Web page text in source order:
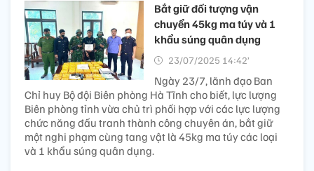
Bắt giữ đối tượng vận
chuyển 45kg ma túy và 1
khẩu súng quân dụng
23/07/2025 14:42’
Ngày 23/7, lãnh đạo Ban
Chỉ huy Bộ đội Biên phòng Hà Tĩnh cho biết, lực lượng
Biên phòng tỉnh vừa chủ trì phối hợp với các lực lượng
chức năng đấu tranh thành công chuyên án, bắt giữ
một nghi phạm cùng tang vật là 45kg ma túy các loại
và 1 khẩu súng quân dụng.